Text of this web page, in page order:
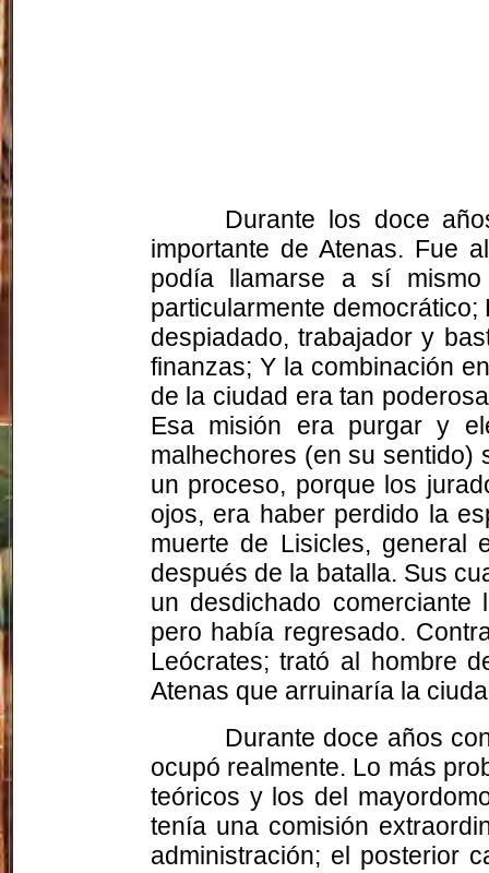
Durante los doce
importante de Atenas. Fue
podía llamarse a sí
particularmente
despiadado, trabajador y
finanzas; Y la combinación
de la ciudad era tan
Esa misión era purgar y
malhechores (en su sentido)
un proceso, porque los
ojos, era haber perdido la
muerte de Lisicles, general
después de la batalla. Sus
un desdichado comerciante
pero había regresado.
Leócrates; trató al hombre
Atenas que arruinaría la
Durante doce años
ocupó realmente. Lo más
teóricos y los del
tenía una comisión
administración; el posterior